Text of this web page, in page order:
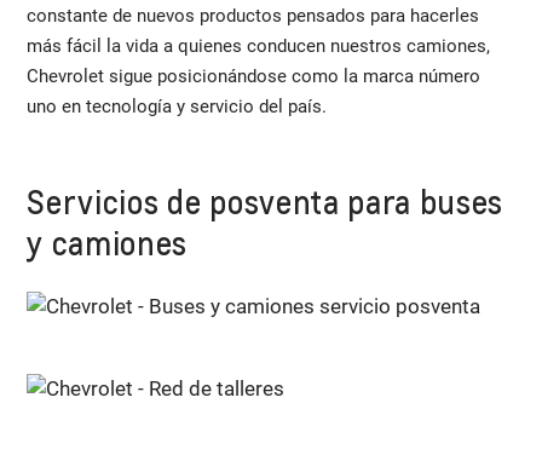
constante de nuevos productos pensados para hacerles
más fácil la vida a quienes conducen nuestros camiones,
Chevrolet sigue posicionándose como la marca número
uno en tecnología y servicio del país.
Servicios de posventa para buses
y camiones